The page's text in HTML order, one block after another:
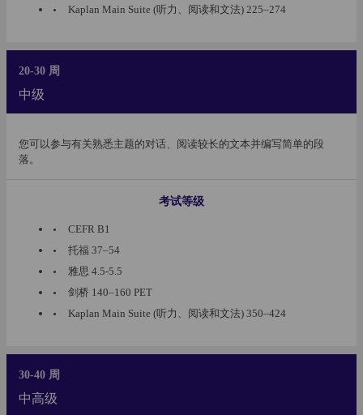
Kaplan Main Suite (听力、阅读和文法) 225–274
20-30 周
中级
您可以参与有关熟悉主题的对话、阅读较长的文本并编写简单的段
落。
考试等级
CEFR B1
托福 37–54
雅思 4.5-5.5
剑桥 140–160 PET
Kaplan Main Suite (听力、阅读和文法) 350–424
30-40 周
中高级